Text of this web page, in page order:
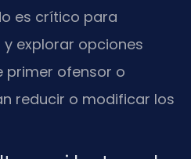
es crítico para
explorar opciones
ofensor o
reducir o modificar los